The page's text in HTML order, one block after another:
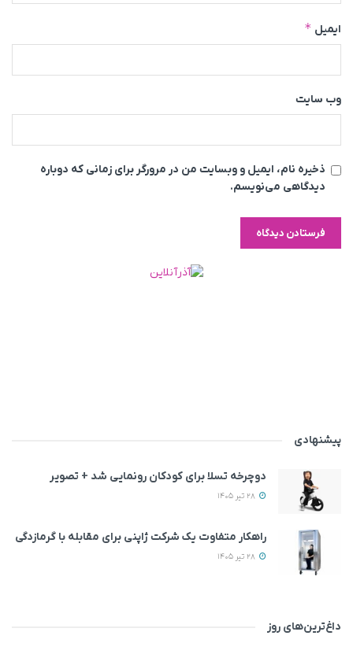
ایمیل *
وب‌ سایت
ذخیره نام، ایمیل و وبسایت من در مرورگر برای زمانی که دوباره
دیدگاهی می‌نویسم.
پیشنهادی
دوچرخه تسلا برای کودکان رونمایی شد + تصویر
راهکار متفاوت یک شرکت ژاپنی برای مقابله با گرمازدگی
داغ‌ترین‌های روز